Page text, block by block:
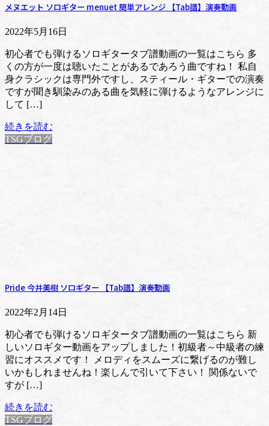
メヌエット ソロギター menuet 簡単アレンジ 【Tab譜】演奏動画
2022年5月16日
初心者でも弾けるソロギタータブ譜動画の一覧はこちら 多
くの方が一度は聴いたことがあるであろう曲ですね！ 私自
身クラシックは専門外ですし、スティール・ギターでの演奏
ですが聞き馴染みのある曲を気軽に弾けるようなアレンジに
して […]
続きを読む
TSGブログ
Pride 今井美樹 ソロギター 【Tab譜】演奏動画
2022年2月14日
初心者でも弾けるソロギタータブ譜動画の一覧はこちら 新
しいソロギター動画をアップしました！初級者～中級者の練
習にオススメです！ メロディをスムーズに繋げるのが難し
いかもしれませんね！楽しんで引いて下さい！ 関係ないで
すが […]
続きを読む
TSGブログ